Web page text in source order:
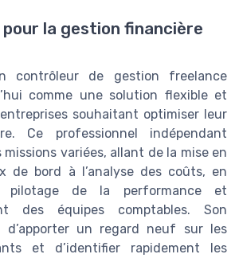
la gestion financière
contrôleur de gestion freelance
comme une solution flexible et
souhaitant optimiser leur
Ce professionnel indépendant
variées, allant de la mise en
de bord à l’analyse des coûts, en
pilotage de la performance et
des équipes comptables. Son
d’apporter un regard neuf sur les
et d’identifier rapidement les